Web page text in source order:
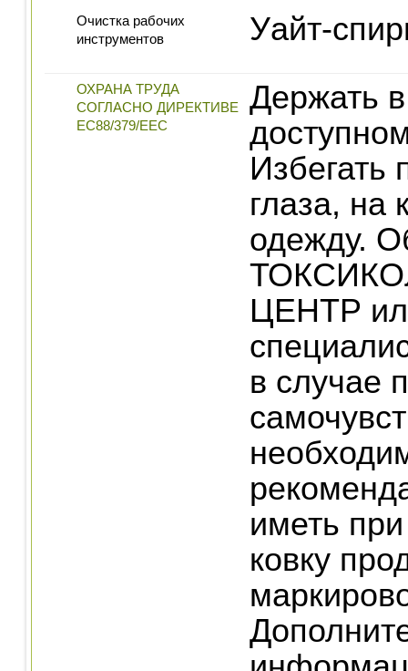
Очистка рабочих
инструментов
Уайт-
ОХРАНА ТРУДА
СОГЛАСНО ДИРЕКТИВЕ
ЕС88/379/ЕЕС
Держать
Избегать
глаза, на
одежду.
ЦЕНТР
в случае
иметь
ковку